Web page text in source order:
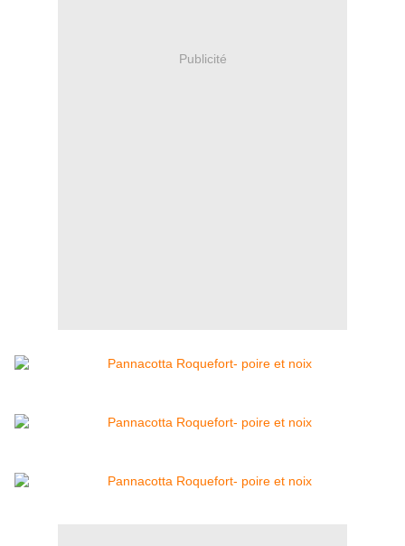
Publicité